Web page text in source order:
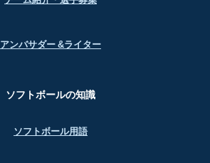
アンバサダー &ライター
ソフトボールの知識
ソフトボール用語